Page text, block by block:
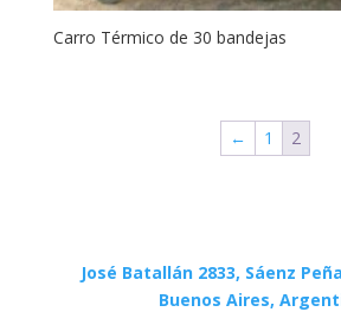
Carro Térmico de 30 bandejas
← 1 2
José Batallán 2833, Sáenz
Buenos Aires,